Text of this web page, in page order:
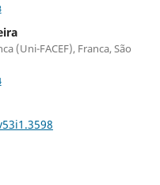
(Uni-FACEF), Franca, São